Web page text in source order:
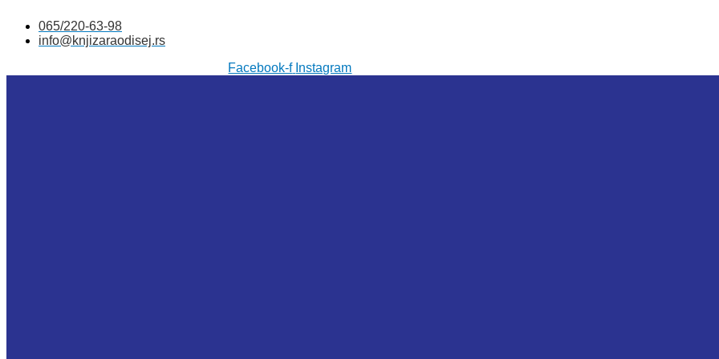
sadržaj
065/220-63-98
info@knjizaraodisej.rs
Facebook-f Instagram